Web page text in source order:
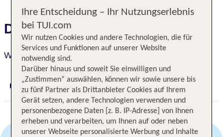
Das erwartet Sie
W Seattle
Digitaler und telefonischer 24/7 TUI Service
Ihre Entscheidung – Ihr Nutzungserlebnis
bei TUI.com
Wir nutzen Cookies und andere Technologien, die für
Services und Funktionen auf unserer Website
notwendig sind.
Darüber hinaus und soweit Sie einwilligen und
„Zustimmen“ auswählen, können wir sowie unsere bis
zu fünf Partner als Drittanbieter Cookies auf Ihrem
Gerät setzen, andere Technologien verwenden und
personenbezogene Daten [z. B. IP-Adresse] von Ihnen
erheben und verarbeiten, um Ihnen auf oder neben
unserer Webseite personalisierte Werbung und Inhalte